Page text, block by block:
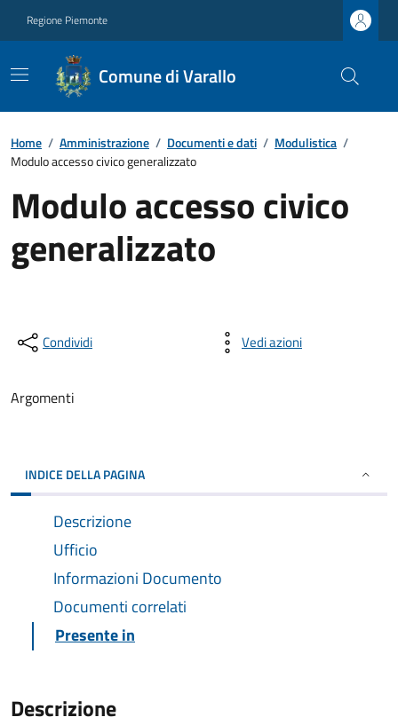
Regione Piemonte
Comune di Varallo
Home / Amministrazione / Documenti e dati / Modulistica /
Modulo accesso civico generalizzato
Modulo accesso civico
generalizzato
Condividi Vedi azioni
Argomenti
INDICE DELLA PAGINA
Descrizione
Ufficio
Informazioni Documento
Documenti correlati
Presente in
Descrizione